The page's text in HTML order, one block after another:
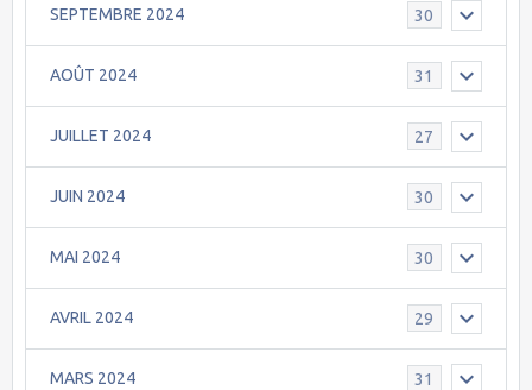
SEPTEMBRE 2024 30
AOÛT 2024 31
JUILLET 2024 27
JUIN 2024 30
MAI 2024 30
AVRIL 2024 29
MARS 2024 31